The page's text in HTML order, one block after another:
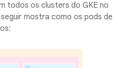
todos os clusters do GKE no
mostra como os pods de